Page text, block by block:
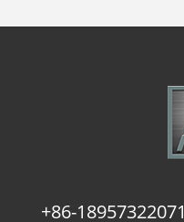
+86-18957322071